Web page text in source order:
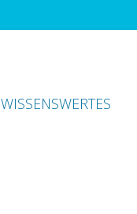
WISSENSWERTES